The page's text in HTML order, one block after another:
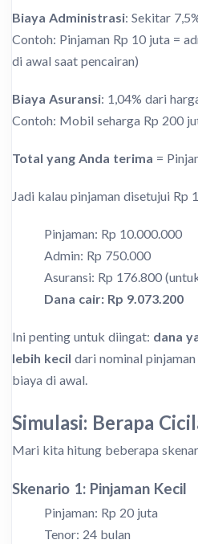
Biaya Administrasi: Sekitar
Contoh: Pinjaman Rp 10 juta =
di awal saat pencairan)
Biaya Asuransi: 1,04% dari
Contoh: Mobil seharga Rp 200
Total yang Anda terima =
Jadi kalau pinjaman disetujui Rp
Pinjaman: Rp 10.000.000
Admin: Rp 750.000
Asuransi: Rp 176.800
Dana cair: Rp 9.073.200
Ini penting untuk diingat: dana
lebih kecil dari nominal
biaya di awal.
Simulasi: Berapa
Mari kita hitung beberapa
Skenario 1: Pinjaman Kecil
Pinjaman: Rp 20 juta
Tenor: 24 bulan